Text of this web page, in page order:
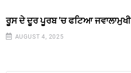
ਰੂਸ ਦੇ ਦੂਰ ਪੂਰਬ ’ਚ ਫਟਿਆ ਜਵਾਲਾਮੁਖੀ
AUGUST 4, 2025